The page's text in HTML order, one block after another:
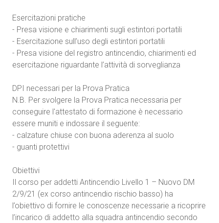
Esercitazioni pratiche
- Presa visione e chiarimenti sugli estintori portatili
- Esercitazione sull’uso degli estintori portatili
- Presa visione del registro antincendio, chiarimenti ed
esercitazione riguardante l’attività di sorveglianza
DPI necessari per la Prova Pratica
N.B. Per svolgere la Prova Pratica necessaria per
conseguire l'attestato di formazione è necessario
essere muniti e indossare il seguente:
- calzature chiuse con buona aderenza al suolo
- guanti protettivi
Obiettivi
Il corso per addetti Antincendio Livello 1 – Nuovo DM
2/9/21 (ex corso antincendio rischio basso) ha
l’obiettivo di fornire le conoscenze necessarie a ricoprire
l’incarico di addetto alla squadra antincendio secondo